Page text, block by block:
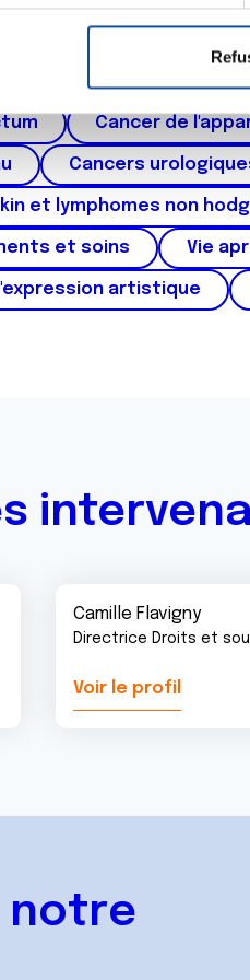
ou retirer votre
de publicité et d'analyse,
ont collectées lors de votre
et des voies
Cancer de
Cancers
et lymphomes non
et soins Vie
artistique
Camille Flavigny
Directrice Droits et
Voir le profil
notre